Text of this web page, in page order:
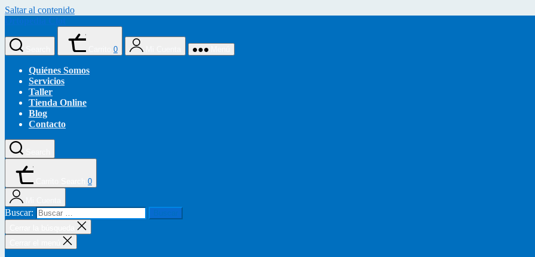
Saltar al contenido
0
Quiénes Somos
Servicios
Taller
Tienda Online
Blog
Contacto
0
Buscar: